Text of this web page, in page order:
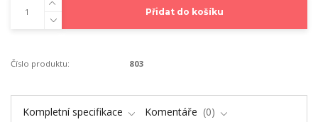
Přidat do košíku
Číslo produktu: 803
Kompletní specifikace Komentáře 0